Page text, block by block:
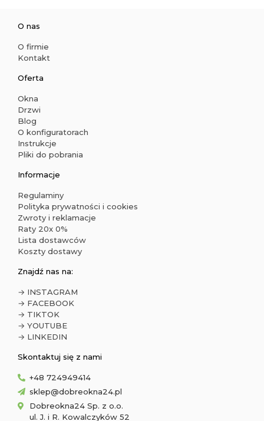
O nas
O firmie
Kontakt
Oferta
Okna
Drzwi
Blog
O konfiguratorach
Instrukcje
Pliki do pobrania
Informacje
Regulaminy
Polityka prywatności i cookies
Zwroty i reklamacje
Raty 20x 0%
Lista dostawców
Koszty dostawy
Znajdź nas na:
→ INSTAGRAM
→ FACEBOOK
→ TIKTOK
→ YOUTUBE
→ LINKEDIN
Skontaktuj się z nami
+48 724949414
sklep@dobreokna24.pl
Dobreokna24 Sp. z o.o.
ul. J. i R. Kowalczyków 52